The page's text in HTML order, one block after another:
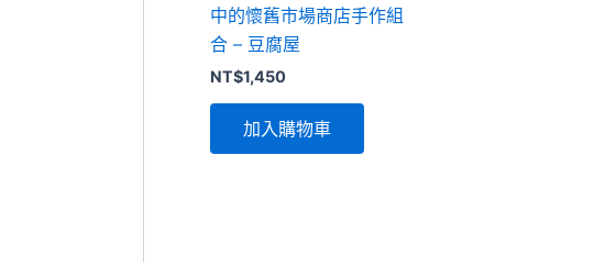
中的懷舊市場商店手作組
合 – 豆腐屋
NT$1,450
加入購物車